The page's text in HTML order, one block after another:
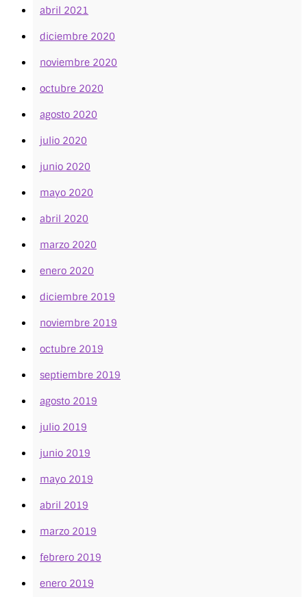
abril 2021
diciembre 2020
noviembre 2020
octubre 2020
agosto 2020
julio 2020
junio 2020
mayo 2020
abril 2020
marzo 2020
enero 2020
diciembre 2019
noviembre 2019
octubre 2019
septiembre 2019
agosto 2019
julio 2019
junio 2019
mayo 2019
abril 2019
marzo 2019
febrero 2019
enero 2019